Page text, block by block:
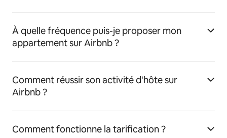
À quelle fréquence puis-je proposer mon
appartement sur Airbnb ?
Comment réussir son activité d'hôte sur
Airbnb ?
Comment fonctionne la tarification ?